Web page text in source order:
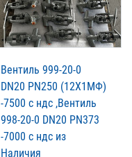
Вентиль 999-20-0
DN20 PN250 (12Х1МФ)
-7500 с ндс ,Вентиль
998-20-0 DN20 PN373
-7000 с ндс из
Наличия